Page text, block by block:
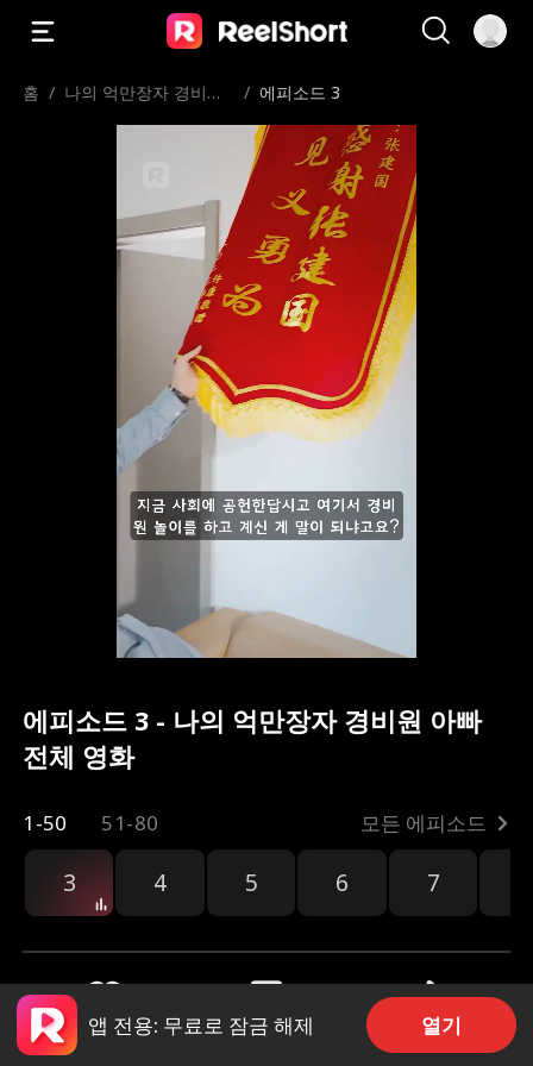
홈 / 나의 억만장자 경비원
/ 에피소드 3
에피소드 3 - 나의 억만장자 경비원 아빠
전체 영화
1-50 51-80 모든 에피소드
3 4 5 6 7
2.1k 4.2k 공유
앱 전용: 무료로 잠금 해제 열기